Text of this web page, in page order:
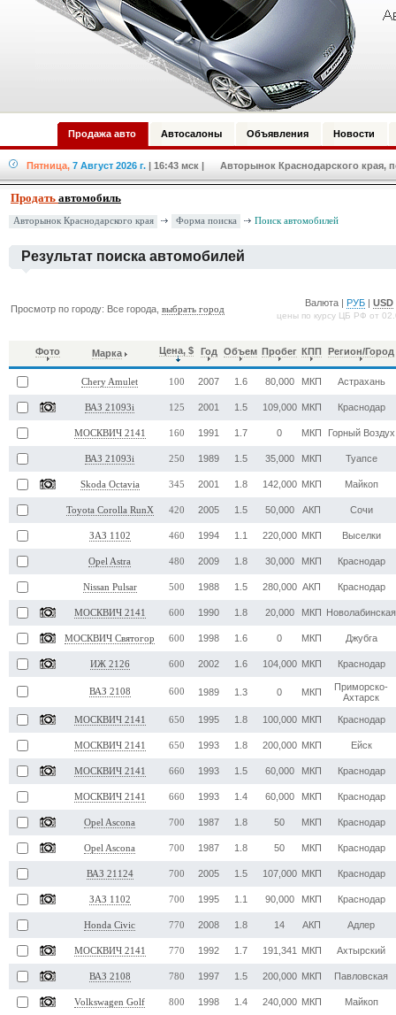
Продажа авто Автосалоны Объявления Новости
Пятница, 7 Август 2026 г. | 16:43 мск | Авторынок Краснодарского края,
Продать автомобиль
Авторынок Краснодарского края Форма поиска Поиск автомобилей
Результат поиска автомобилей
Просмотр по городу: Все города,выбрать город
Валюта | РУБ |USD
цены по курсу ЦБ РФ от
Фото Марка Цена, $ Год Объем Пробег КПП Регион/Город
Chery Amulet 100 2007 1.6 80,000 МКП Астрахань
ВАЗ 21093i 125 2001 1.5 109,000 МКП Краснодар
МОСКВИЧ 2141 160 1991 1.7 0 МКП Горный Воздух
ВАЗ 21093i 250 1989 1.5 35,000 МКП Туапсе
Skoda Octavia 345 2001 1.8 142,000 МКП Майкоп
Toyota Corolla RunX 420 2005 1.5 50,000 АКП Сочи
ЗАЗ 1102 460 1994 1.1 220,000 МКП Выселки
Opel Astra 480 2009 1.8 30,000 МКП Краснодар
Nissan Pulsar 500 1988 1.5 280,000 АКП Краснодар
МОСКВИЧ 2141 600 1990 1.8 20,000 МКП Новолабинская
МОСКВИЧ Святогор 600 1998 1.6 0 МКП Джубга
ИЖ 2126 600 2002 1.6 104,000 МКП Краснодар
ВАЗ 2108 600 1989 1.3 0 МКП
Приморско-
Ахтарск
МОСКВИЧ 2141 650 1995 1.8 100,000 МКП Краснодар
МОСКВИЧ 2141 650 1993 1.8 200,000 МКП Ейск
МОСКВИЧ 2141 660 1993 1.5 60,000 МКП Краснодар
МОСКВИЧ 2141 660 1993 1.4 60,000 МКП Краснодар
Opel Ascona 700 1987 1.8 50 МКП Краснодар
Opel Ascona 700 1987 1.8 50 МКП Краснодар
ВАЗ 21124 700 2005 1.5 107,000 МКП Краснодар
ЗАЗ 1102 700 1995 1.1 90,000 МКП Краснодар
Honda Civic 770 2008 1.8 14 АКП Адлер
МОСКВИЧ 2141 770 1992 1.7 191,341 МКП Ахтырский
ВАЗ 2108 780 1997 1.5 200,000 МКП Павловская
Volkswagen Golf 800 1998 1.4 240,000 МКП Майкоп